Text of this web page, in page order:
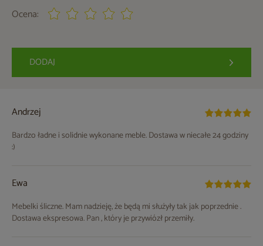
Ocena:
DODAJ
Andrzej
Bardzo ładne i solidnie wykonane meble. Dostawa w niecałe 24 godziny
:)
Ewa
Mebelki śliczne. Mam nadzieję, że będą mi służyły tak jak poprzednie .
Dostawa ekspresowa. Pan , który je przywiózł przemiły.